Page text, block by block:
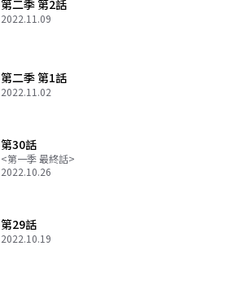
第二季 第2話
2022.11.09
第二季 第1話
2022.11.02
第30話
<第一季 最終話>
2022.10.26
第29話
2022.10.19